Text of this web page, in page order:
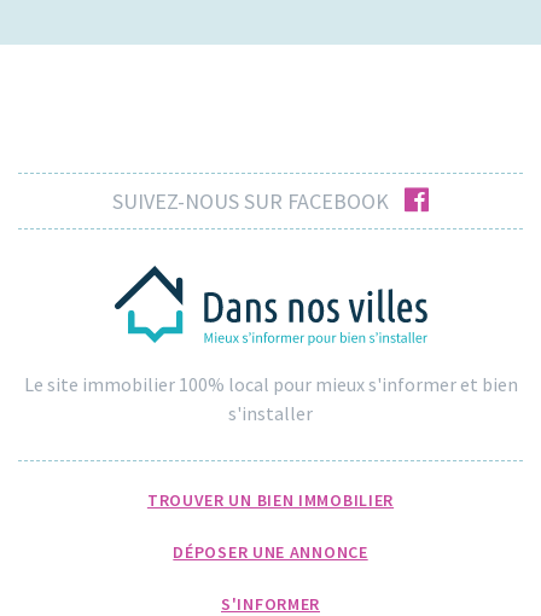
SUIVEZ-NOUS SUR FACEBOOK facebook
Le site immobilier 100% local pour mieux s'informer et bien
s'installer
TROUVER UN BIEN IMMOBILIER
DÉPOSER UNE ANNONCE
S'INFORMER